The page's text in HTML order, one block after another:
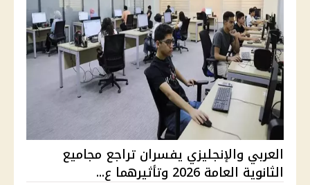
العربي والإنجليزي يفسران تراجع مجاميع
الثانوية العامة 2026 وتأثيرهما ع...